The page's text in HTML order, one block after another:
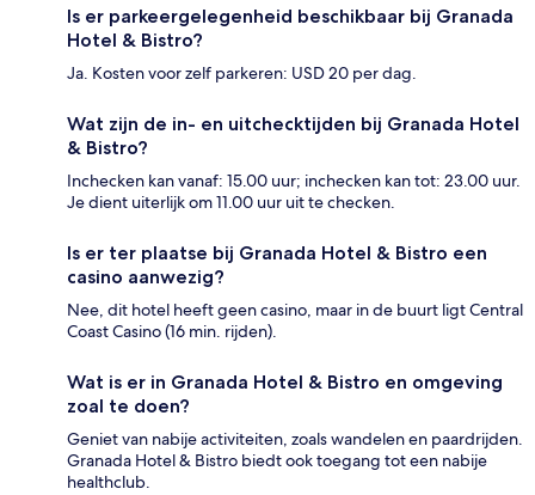
Is er parkeergelegenheid beschikbaar bij Granada
Hotel & Bistro?
Ja. Kosten voor zelf parkeren: USD 20 per dag.
Wat zijn de in- en uitchecktijden bij Granada Hotel
& Bistro?
Inchecken kan vanaf: 15.00 uur; inchecken kan tot: 23.00 uur.
Je dient uiterlijk om 11.00 uur uit te checken.
Is er ter plaatse bij Granada Hotel & Bistro een
casino aanwezig?
Nee, dit hotel heeft geen casino, maar in de buurt ligt Central
Coast Casino (16 min. rijden).
Wat is er in Granada Hotel & Bistro en omgeving
zoal te doen?
Geniet van nabije activiteiten, zoals wandelen en paardrijden.
Granada Hotel & Bistro biedt ook toegang tot een nabije
healthclub.